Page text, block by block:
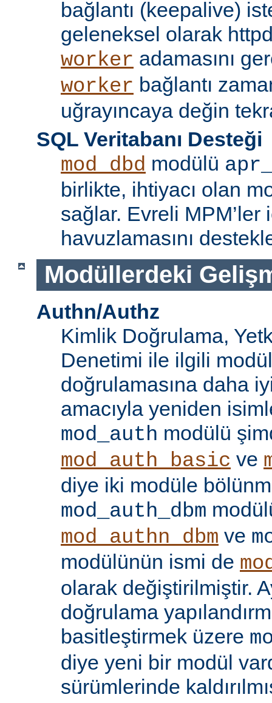
bağlantı (keepalive)
geleneksel olarak
worker adamasını
worker bağlantı
uğrayıncaya değin
SQL Veritabanı Desteği
mod_dbd modülü
birlikte, ihtiyacı olan
sağlar. Evreli MPM’ler
havuzlamasını
Modüllerdeki
Authn/Authz
Kimlik Doğrulama,
Denetimi ile ilgili
doğrulamasına daha
amacıyla yeniden
mod_auth modülü
mod_auth_basic ve
diye iki modüle
mod_auth_dbm
mod_authn_dbm ve
modülünün ismi de
olarak değiştirilmiştir.
doğrulama
basitleştirmek üzere
diye yeni bir modül
sürümlerinde